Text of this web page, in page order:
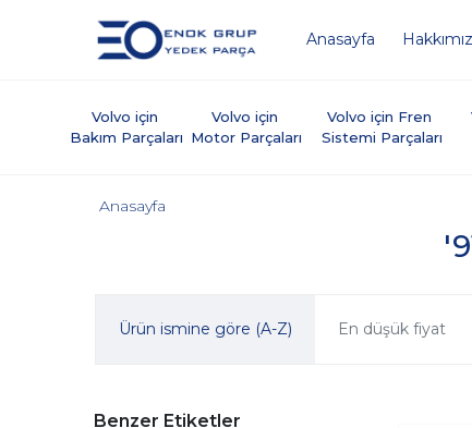
Anasayfa
Volvo için
Bakım Parçaları
Volvo için
Motor Parçaları
Volvo için Fren
Sistemi Parçaları
Anasayfa
Ürün ismine göre (A-Z) En düşük fiyat
Benzer Etiketler